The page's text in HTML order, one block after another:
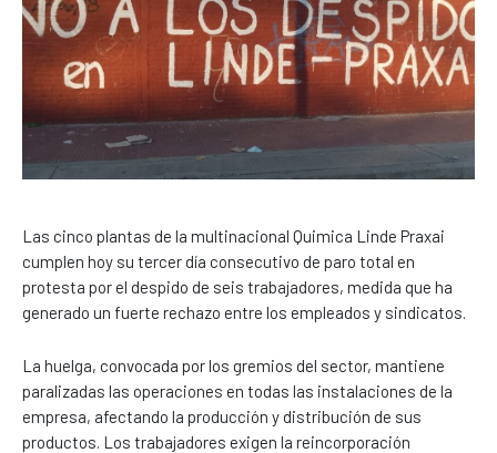
Las cinco plantas de la multinacional Quimica Linde Praxai
cumplen hoy su tercer día consecutivo de paro total en
protesta por el despido de seis trabajadores, medida que ha
generado un fuerte rechazo entre los empleados y sindicatos.
La huelga, convocada por los gremios del sector, mantiene
paralizadas las operaciones en todas las instalaciones de la
empresa, afectando la producción y distribución de sus
productos. Los trabajadores exigen la reincorporación